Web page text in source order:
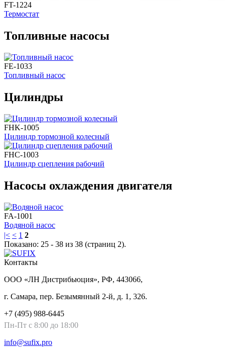
FT-1224
Термостат
Топливные насосы
FE-1033
Топливный насос
Цилиндры
FHK-1005
Цилиндр тормозной колесный
FHC-1003
Цилиндр сцепления рабочий
Насосы охлаждения двигателя
FA-1001
Водяной насос
|< < 1 2
Показано: 25 - 38 из 38 (страниц 2).
Контакты
ООО «ЛН Дистрибьюция», РФ, 443066,
г. Самара, пер. Безымянный 2-й, д. 1, 326.
+7 (495) 988-6445
Пн-Пт с 8:00 до 18:00
info@sufix.pro